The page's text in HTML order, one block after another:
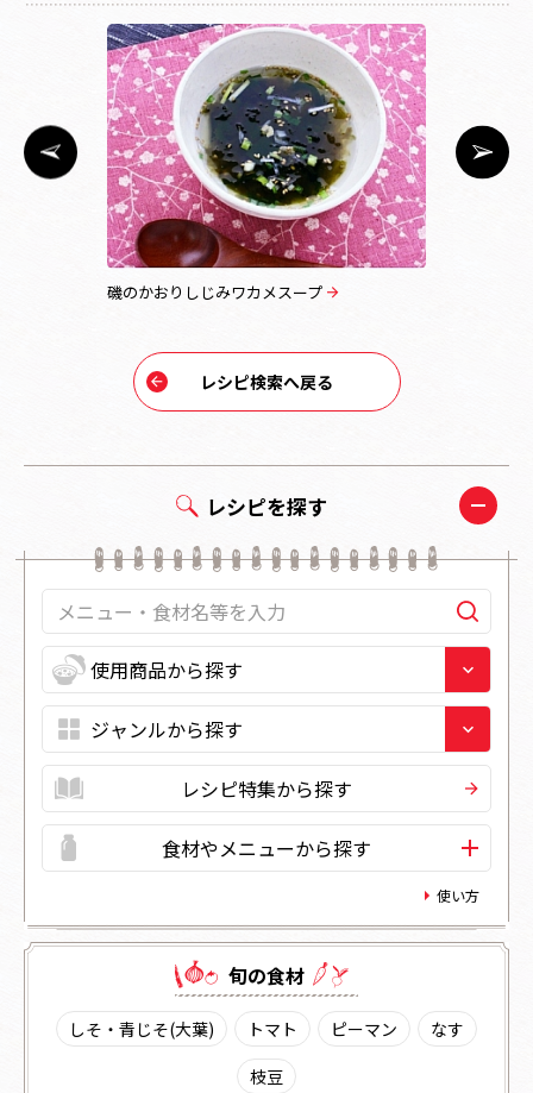
レシピを探す
レシピ特集から探す
食材やメニューから探す
使い方
旬の⾷材
しそ・青じそ(大葉) トマト ピーマン
なす
枝豆
磯のかおりしじみワカメスープ
レシピ検索へ戻る